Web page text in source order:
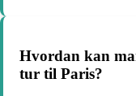
Hvordan kan
tur til Paris?